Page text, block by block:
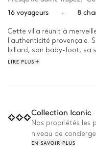
16 voyageurs
· 8
Cette villa réunit à
l'authenticité provençale.
billard, son baby-foot, sa
parfaits pour un séjour
LIRE PLUS
Collection Iconic
Nos propriétés les
niveau de
EN SAVOIR PLUS